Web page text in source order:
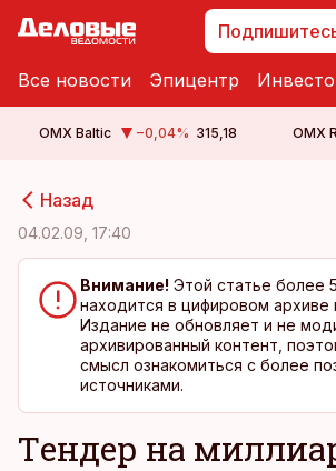
Все новости Эпицентр
OMX Baltic −0,04% 315,18 OMX
Назад
04.02.09, 17:40
Внимание! Этой статье более
находится в цифировом архиве
Издание не обновляет и не
архивированный контент,
смысл ознакомиться с более
источниками.
Tендер на